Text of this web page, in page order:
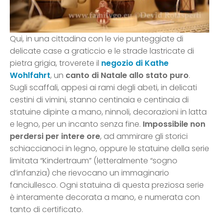
Qui, in una cittadina con le vie punteggiate di
delicate case a graticcio e le strade lastricate di
pietra grigia, troverete il negozio di Kathe
Wohlfahrt, un canto di Natale allo stato puro.
Sugli scaffali, appesi ai rami degli abeti, in delicati
cestini di vimini, stanno centinaia e centinaia di
statuine dipinte a mano, ninnoli, decorazioni in latta
e legno, per un incanto senza fine. Impossibile non
perdersi per intere ore, ad ammirare gli storici
schiaccianoci in legno, oppure le statuine della serie
limitata “Kindertraum” (letteralmente “sogno
d’infanzia) che rievocano un immaginario
fanciullesco. Ogni statuina di questa preziosa serie
è interamente decorata a mano, e numerata con
tanto di certificato.